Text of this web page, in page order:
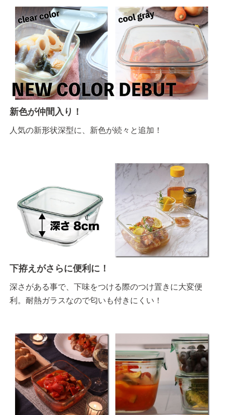
新色が仲間入り！
人気の新形状深型に、新色が続々と追加！
下拵えがさらに便利に！
深さがある事で、下味をつける際のつけ置きに大変便
利。耐熱ガラスなので匂いも付きにくい！